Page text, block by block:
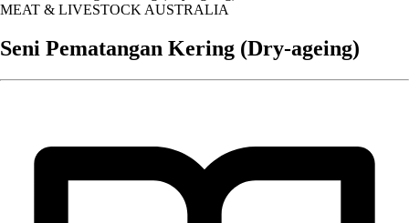
MEAT & LIVESTOCK AUSTRALIA
Seni Pematangan Kering (Dry-ageing)